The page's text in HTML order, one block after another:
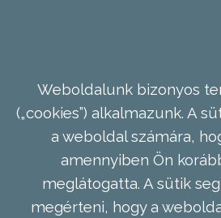
Weboldalunk bizonyos
(„cookies”) alkalmazunk. A
a weboldal számára,
amennyiben Ön
meglátogatta. A sütik
megérteni, hogy a